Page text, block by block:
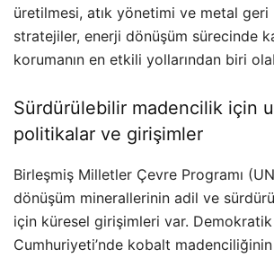
üretilmesi, atık yönetimi ve metal geri
stratejiler, enerji dönüşüm sürecinde
korumanın en etkili yollarından biri
Sürdürülebilir madencilik için
politikalar ve girişimler
Birleşmiş Milletler Çevre Programı
dönüşüm minerallerinin adil ve
için küresel girişimleri var.
Cumhuriyeti’nde kobalt